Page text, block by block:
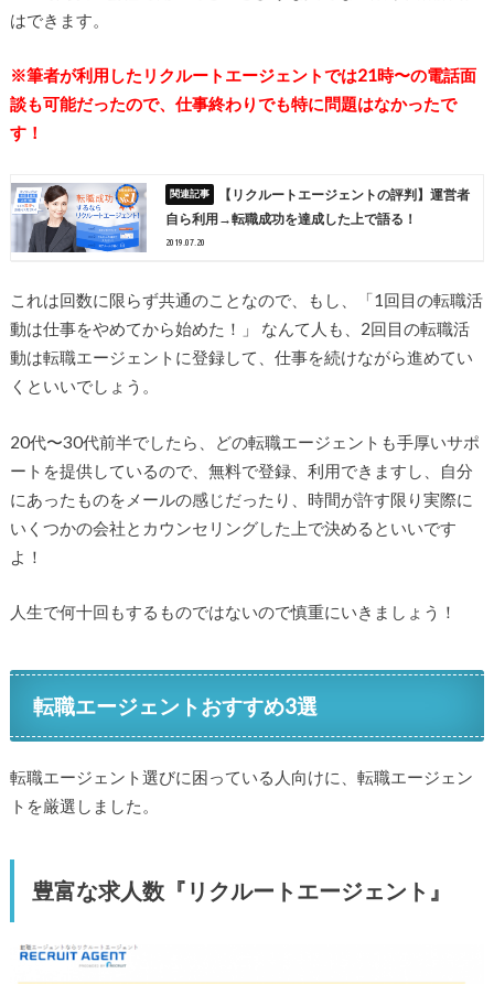
はできます。
※筆者が利用したリクルートエージェントでは21時〜の電話面
談も可能だったので、仕事終わりでも特に問題はなかったで
す！
【リクルートエージェントの評判】運営者
自ら利用→転職成功を達成した上で語る！
2019.07.20
これは回数に限らず共通のことなので、もし、「1回目の転職活
動は仕事をやめてから始めた！」 なんて人も、2回目の転職活
動は転職エージェントに登録して、仕事を続けながら進めてい
くといいでしょう。
20代〜30代前半でしたら、どの転職エージェントも手厚いサポ
ートを提供しているので、無料で登録、利用できますし、自分
にあったものをメールの感じだったり、時間が許す限り実際に
いくつかの会社とカウンセリングした上で決めるといいです
よ！
人生で何十回もするものではないので慎重にいきましょう！
転職エージェントおすすめ3選
転職エージェント選びに困っている人向けに、転職エージェン
トを厳選しました。
豊富な求人数『リクルートエージェント』